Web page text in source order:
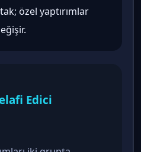
özel yaptırımlar
Edici